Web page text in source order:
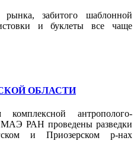
забитого шаблонной
и буклеты все чаще
ОБЛАСТИ
комплексной антрополого-
МАЭ РАН проведены разведки
и Приозерском р-нах